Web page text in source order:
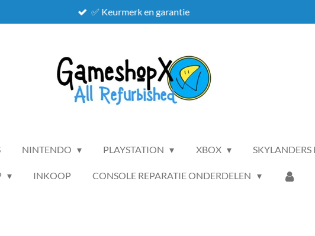
✅ Keurmerk en garantie
NINTENDO PLAYSTATION XBOX SKYLANDERS
INKOOP CONSOLE REPARATIE ONDERDELEN